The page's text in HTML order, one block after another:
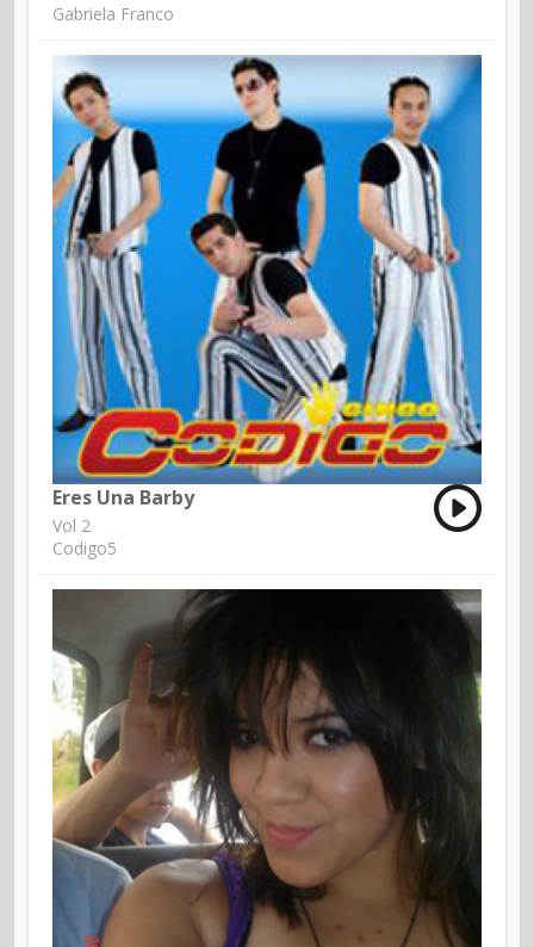
Gabriela Franco
Eres Una Barby
Vol 2
Codigo5